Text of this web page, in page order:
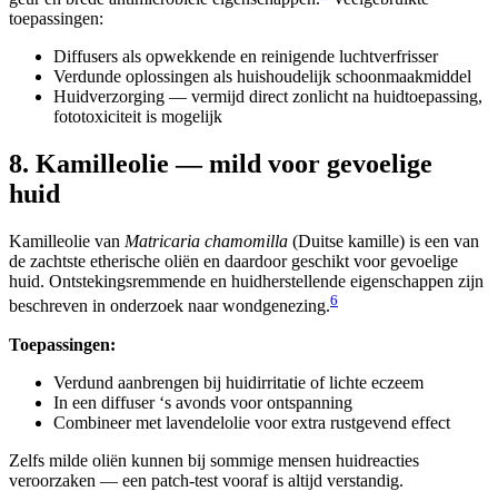
toepassingen:
Diffusers als opwekkende en reinigende luchtverfrisser
Verdunde oplossingen als huishoudelijk schoonmaakmiddel
Huidverzorging — vermijd direct zonlicht na huidtoepassing,
fototoxiciteit is mogelijk
8. Kamilleolie — mild voor gevoelige
huid
Kamilleolie van Matricaria chamomilla (Duitse kamille) is een van
de zachtste etherische oliën en daardoor geschikt voor gevoelige
huid. Ontstekingsremmende en huidherstellende eigenschappen zijn
beschreven in onderzoek naar wondgenezing.6
Toepassingen:
Verdund aanbrengen bij huidirritatie of lichte eczeem
In een diffuser ‘s avonds voor ontspanning
Combineer met lavendelolie voor extra rustgevend effect
Zelfs milde oliën kunnen bij sommige mensen huidreacties
veroorzaken — een patch-test vooraf is altijd verstandig.